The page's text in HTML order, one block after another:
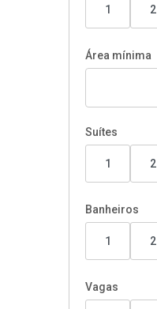
1 2
Área mínima
Suítes
1 2
Banheiros
1 2
Vagas